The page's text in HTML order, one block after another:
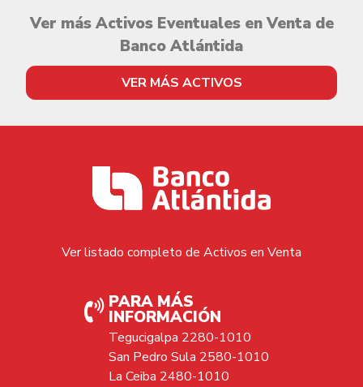
Ver más Activos Eventuales en Venta de
Banco Atlántida
VER MÁS ACTIVOS
Ver listado completo de Activos en Venta
PARA MÁS
INFORMACIÓN
Tegucigalpa 2280-1010
San Pedro Sula 2580-1010
La Ceiba 2480-1010